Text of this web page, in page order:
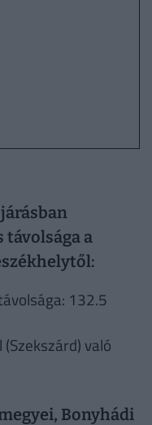
a
132.5
való
Bonyhádi